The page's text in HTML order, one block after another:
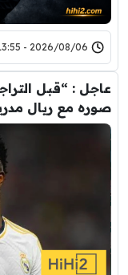
2026/08/06 - 13:55
عاجل : “قبل
صوره مع ريال